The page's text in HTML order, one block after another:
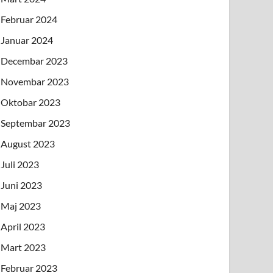
Februar 2024
Januar 2024
Decembar 2023
Novembar 2023
Oktobar 2023
Septembar 2023
August 2023
Juli 2023
Juni 2023
Maj 2023
April 2023
Mart 2023
Februar 2023